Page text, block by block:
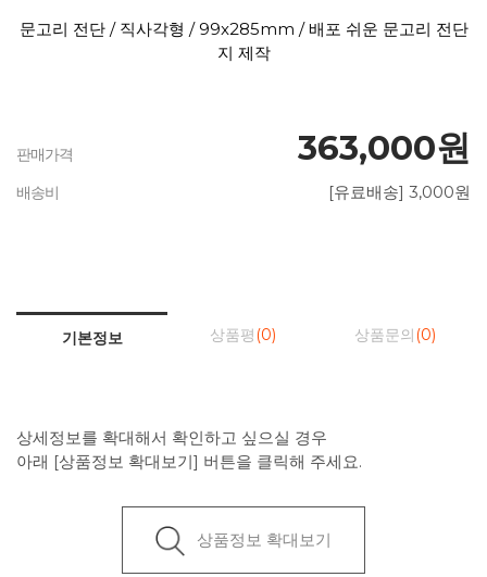
문고리 전단 / 직사각형 / 99x285mm / 배포 쉬운 문고리 전단
지 제작
판매가격 363,000원
배송비 [유료배송] 3,000원
기본정보 상품평 (0) 상품문의 (0)
상세정보를 확대해서 확인하고 싶으실 경우
아래 [상품정보 확대보기] 버튼을 클릭해 주세요.
상품정보 확대보기